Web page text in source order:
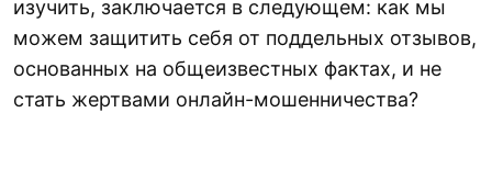
изучить, заключается в следующем: как мы
можем защитить себя от поддельных отзывов,
основанных на общеизвестных фактах, и не
стать жертвами онлайн-мошенничества?